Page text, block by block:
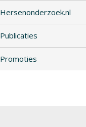
Hersenonderzoek.nl
Publicaties
Promoties